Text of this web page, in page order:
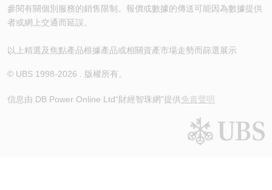
參閱有關個別服務的銷售限制。報價或數據的傳送可能因為數據提供
者或網上交通而延誤。
以上精選及焦點產品根據產品或相關資產市場走勢而篩選展示
© UBS 1998-2026 . 版權所有。
信息由 DB Power Online Ltd“財經智珠網”提供免責聲明